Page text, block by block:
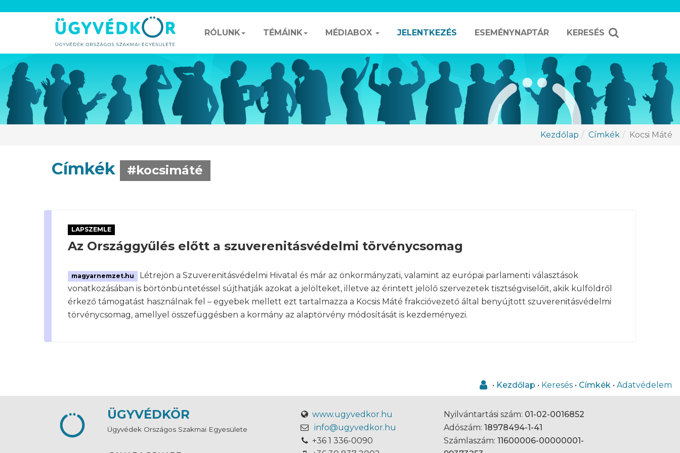
RÓLUNK TÉMÁINK MÉDIABOX JELENTKEZÉS ESEMÉNYNAPTÁR KERESÉS
Kezdőlap Címkék Kocsi Máté
Címkék #kocsimáté
LAPSZEMLE
Az Országgyűlés előtt a szuverenitásvédelmi törvénycsomag
magyarnemzet.hu
Létrejön a Szuverenitásvédelmi Hivatal és már az önkormányzati, valamint az európai parlamenti választások
vonatkozásában is börtönbüntetéssel sújthatják azokat a jelölteket, illetve az érintett jelölő szervezetek tisztségviselőit, akik külföldről
érkező támogatást használnak fel – egyebek mellett ezt tartalmazza a Kocsis Máté frakcióvezető által benyújtott szuverenitásvédelmi
törvénycsomag, amellyel összefüggésben a kormány az alaptörvény módosítását is kezdeményezi.
• Kezdőlap • Keresés • Címkék • Adatvédelem
ÜGYVÉDKÖR
Ügyvédek Országos Szakmai Egyesülete
www.ugyvedkor.hu
info@ugyvedkor.hu
+36 1 336-0090
Nyilvántartási szám: 01-02-0016852
Adószám: 18978494-1-41
Számlaszám: 11600006-00000001-